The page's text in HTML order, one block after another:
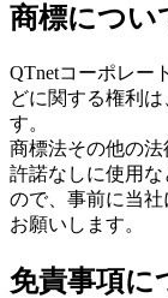
商標につい
QTnetコーポレー
どに関する権利
す。
商標法その他の
許諾なしに使用
ので、事前に当
お願いします。
免責事項に